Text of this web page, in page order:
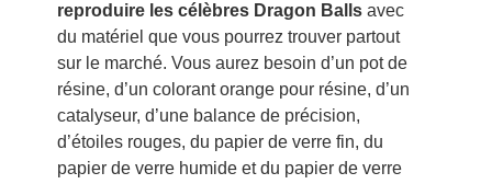
reproduire les célèbres Dragon Ballsavec
du matériel que vous pourrez trouver partout
sur le marché. Vous aurez besoin d’un pot de
résine, d’un colorant orange pour résine, d’un
catalyseur, d’une balance de précision,
d’étoiles rouges, du papier de verre fin, du
papier de verre humide et du papier de verre